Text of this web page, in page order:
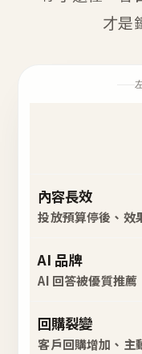
才是
內容長效
投放預算停後、效
AI 品牌
AI 回答被優質推薦
回購裂變
客戶回購增加、主